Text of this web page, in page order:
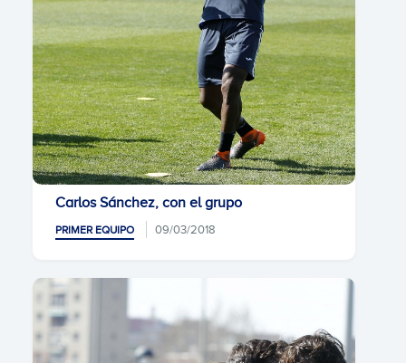
Carlos Sánchez, con el grupo
PRIMER EQUIPO 09/03/2018